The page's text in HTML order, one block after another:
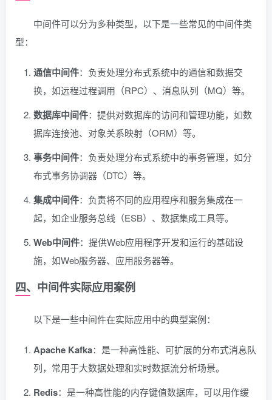
中间件可以分为多种类型，以下是一些常见的中间件类
型：
通信中间件：负责处理分布式系统中的通信和数据交
换，如远程过程调用（RPC）、消息队列（MQ）等。
数据库中间件：提供对数据库的访问和管理功能，如数
据库连接池、对象关系映射（ORM）等。
事务中间件：负责处理分布式系统中的事务管理，如分
布式事务协调器（DTC）等。
集成中间件：负责将不同的应用程序和服务集成在一
起，如企业服务总线（ESB）、数据集成工具等。
Web中间件：提供Web应用程序开发和运行的基础设
施，如Web服务器、应用服务器等。
四、中间件实际应用案例
以下是一些中间件在实际应用中的典型案例：
Apache Kafka：是一种高性能、可扩展的分布式消息队
列，常用于大数据处理和实时数据流分析场景。
Redis：是一种高性能的内存键值数据库，可以用作缓